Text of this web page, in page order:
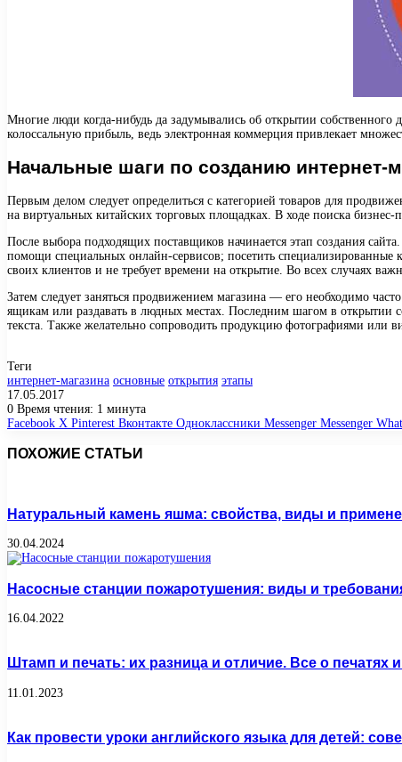
Многие люди когда-нибудь да задумывались об открытии
колоссальную прибыль, ведь электронная коммерция привлекает
Начальные шаги по созданию интернет-
Первым делом следует определиться с категорией товаров для
на виртуальных китайских торговых площадках. В ходе поиска
После выбора подходящих поставщиков начинается этап создания
помощи специальных онлайн-сервисов; посетить специализированные
своих клиентов и не требует времени на открытие. Во всех случаях
Затем следует заняться продвижением магазина — его необходимо
ящикам или раздавать в людных местах. Последним шагом в открытии
текста. Также желательно сопроводить продукцию фотографиями или
Теги
интернет-магазина основные открытия этапы
17.05.2017
0 Время чтения: 1 минута
Facebook X Pinterest Вконтакте Одноклассники Messenger Messenger
ПОХОЖИЕ СТАТЬИ
Натуральный камень яшма: свойства, виды и
30.04.2024
Насосные станции пожаротушения: виды и
16.04.2022
Штамп и печать: их разница и отличие. Все о печатях
11.01.2023
Как провести уроки английского языка для детей: